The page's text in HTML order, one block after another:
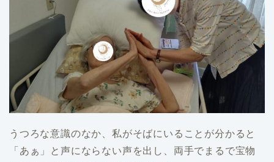
うつろな意識のなか、私がそばにいることが分かると
「あぁ」と声にならない声を出し、両手でまるで宝物